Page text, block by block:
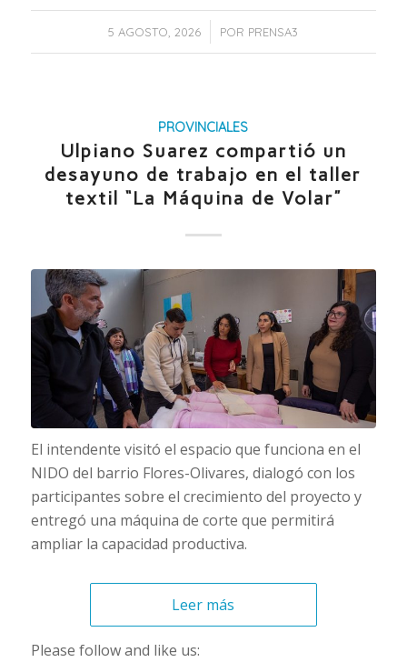
5 AGOSTO, 2026
/ POR PRENSA3
PROVINCIALES
Ulpiano Suarez compartió un
desayuno de trabajo en el taller
textil “La Máquina de Volar”
El intendente visitó el espacio que funciona en el
NIDO del barrio Flores-Olivares, dialogó con los
participantes sobre el crecimiento del proyecto y
entregó una máquina de corte que permitirá
ampliar la capacidad productiva.
Leer más
Please follow and like us: